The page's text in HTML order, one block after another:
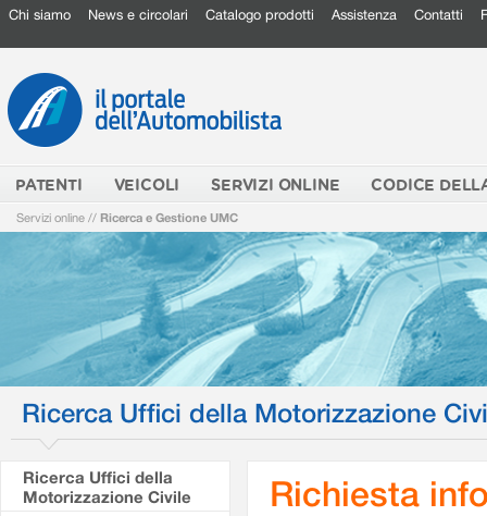
Chi siamo News e circolari Catalogo prodotti Assistenza Contatti
PATENTI VEICOLI SERVIZI ONLINE CODICE
Servizi online // Ricerca e Gestione UMC
Ricerca Uffici della Motorizzazione
Ricerca Uffici della
Motorizzazione Civile
Richiesta